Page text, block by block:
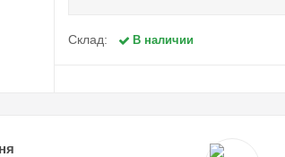
Склад: В наличии